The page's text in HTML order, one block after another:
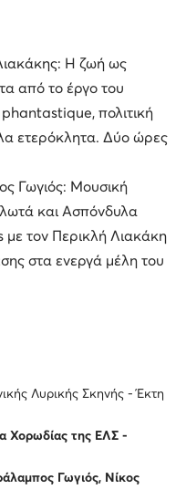
Η ζωή ως
από το έργο του
πολιτική
ετερόκλητα. Δύο ώρες
Γωγιός: Μουσική
και Ασπόνδυλα
με τον Περικλή Λιακάκη
στα ενεργά μέλη του
Λυρικής Σκηνής - Έκτη
Χορωδίας της ΕΛΣ -
Γωγιός, Νίκος